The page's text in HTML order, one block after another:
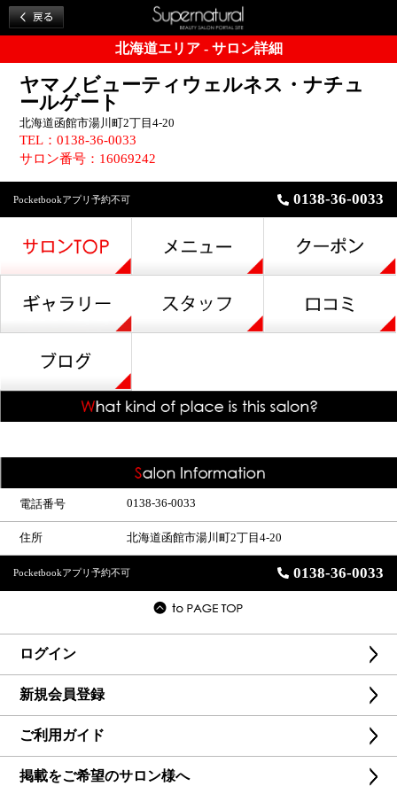
北海道エリア - サロン詳細
ヤマノビューティウェルネス・ナチュ
ールゲート
北海道函館市湯川町2丁目4-20
TEL：0138-36-0033
サロン番号：16069242
Pocketbookアプリ予約不可 0138-36-0033
電話番号 0138-36-0033
住所 北海道函館市湯川町2丁目4-20
Pocketbookアプリ予約不可 0138-36-0033
ログイン
新規会員登録
ご利用ガイド
掲載をご希望のサロン様へ